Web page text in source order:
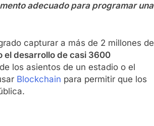
adecuado para programar una
capturar a más de 2 millones de
el desarrollo de casi 3600
los asientos de un estadio o el
Blockchain para permitir que los